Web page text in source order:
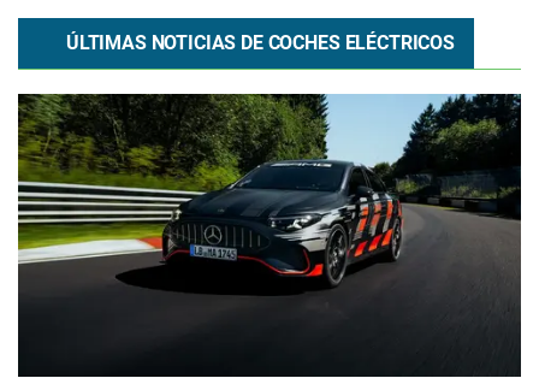
ÚLTIMAS NOTICIAS DE COCHES ELÉCTRICOS